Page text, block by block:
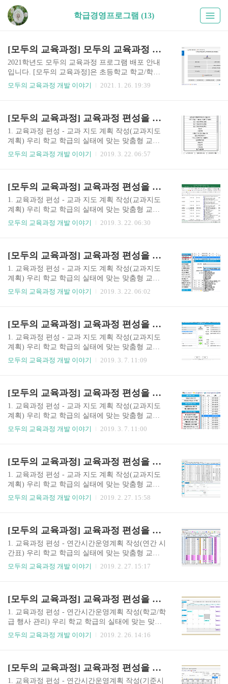
학급경영프로그램 (13)
[모두의 교육과정] 모두의 교육과정 지원시스템 2021 배포 안내
2021학년도 모두의 교육과정 프로그램 배포 안내
입니다. [모두의 교육과정]은 초등학교 학교/학급
교육과정 편성운영프로그램입니다. [모두의 교육
급 특색을 살린 교육과정 운영을 위한 편리한 교육
과정 지원시스템 3. 선생님들의 학급 업무 경감을
위한 무료 학급경영지원시스템 4. NEIS 교육과정
운영을 위한 학급 교육과정 NEIS연계 시스템 5. 학
생 평가업무를 지원하기 위한 평가지원시스템 모
자료실(바로가기)
모두의 교육과정 개발 이야기 2021. 1. 26. 19:39
[모두의 교육과정] 교육과정 편성을 위한 교과 지도 계획 재구성(범교과 관련 내용 재구성)
1. 교육과정 편성 - 교과 지도 계획 작성(교과지도
계획) 우리 학교 학급의 실태에 맞는 맞춤형 교육
과정을 편성하는 방법에 대해 안내드리고자 합니
선택] - [차시통합]교과 및 창의적 체험활동의 교과
지도계획에서 범교과 관련 설정 및 연구학교운영,
학급특색교육 등특정 주제 또는 내용에 대해 관련
영역을 설정하거나 특기사항을 입력할 수 있습니
다. [범교과 관련 영역 관리] ❶ [교육과정 편성]-
를 클릭합니다. ❸ [범교과 영역 관리]에서 새 영역
추가 / ..
모두의 교육과정 개발 이야기 2019. 3. 22. 06:57
[모두의 교육과정] 교육과정 편성을 위한 교과 지도 계획 재구성(통합 교과지도계획 작성)
1. 교육과정 편성 - 교과 지도 계획 작성(교과지도
계획) 우리 학교 학급의 실태에 맞는 맞춤형 교육
과정을 편성하는 방법에 대해 안내드리고자 합니
처리모듈] 선택모두의 교육과정에서는 통합교과를
바른 생활, 슬기로운 생활, 즐거운 생활로 개별 처
리하고 있습니다. 따라서 연간시간표 작성시 일반
과목처럼 시수를 배정할 수 있어서 편리한 반면에
교과지도계획에서는 내용이 분리되어 다소 불편할
거운 생활이통합된 상태로 교과 순서 조정 및 내용
수정 등의 작업을 하실 수 있..
모두의 교육과정 개발 이야기 2019. 3. 22. 06:30
[모두의 교육과정] 교육과정 편성을 위한 교과 지도 계획 재구성(학년군 단원별 내용추가)
1. 교육과정 편성 - 교과 지도 계획 작성(교과지도
계획) 우리 학교 학급의 실태에 맞는 맞춤형 교육
과정을 편성하는 방법에 대해 안내드리고자 합니
과] 선택 - [학년군 단원별 내용추가]교육과정 개정
에 따른 이행조치시 학년군 단원내 교과지도계획
을 한번에 추가/삽입할 수 있어편리하게 사용할 수
있습니다. [학년군 단원별 내용 추가] ❶ 학년군 단
원별 추가 버튼을 클릭합니다. ❷ 학년군 단원별 내
릭합니다. ❹ 교과지도계획에 선택한 학년의 교과
내용이 추가된 것을..
모두의 교육과정 개발 이야기 2019. 3. 22. 06:02
[모두의 교육과정] 교육과정 편성을 위한 교과 지도 계획 재구성(차시 통합)
1. 교육과정 편성 - 교과 지도 계획 작성(교과지도
계획) 우리 학교 학급의 실태에 맞는 맞춤형 교육
과정을 편성하는 방법에 대해 안내드리고자 합니
- [차시통합] ❶ 통합하고 싶은 차시 2개를 선택한
후, 체크된 내용 통합하기를 클릭합니다. ❷ 통합
방향을 선택하여 내용을 수정하고 2차시의 내용을
1차시로 통합할 수 있습니다.
모두의 교육과정 개발 이야기 2019. 3. 7. 11:09
[모두의 교육과정] 교육과정 편성을 위한 교과 지도 계획 재구성(지도순서이동)
1. 교육과정 편성 - 교과 지도 계획 작성(교과지도
계획) 우리 학교 학급의 실태에 맞는 맞춤형 교육
과정을 편성하는 방법에 대해 안내드리고자 합니
❶ 단일 선택 또는 체크로 여러 개 선택 ❷ 순서 변
경 메뉴 ❸특정일로 지정 이동 ❺ 교과지도계획 학
기변경❶ 교과를 선택하고 수정하려는 차시를 선
택합니다. ❷ 단일 순서이동: 현재내용 순서 위로/
아래로 버튼을 이용하면 바로 위, 아래로 이동합니
로/아래로를 선택하면 됩니다. ❸ 특정일로 이동:
현재 내용 선택 ..
모두의 교육과정 개발 이야기 2019. 3. 7. 11:00
[모두의 교육과정] 교육과정 편성을 위한 교과 지도 계획 수립
1. 교육과정 편성 - 교과 지도 계획 작성(교과지도
계획) 우리 학교 학급의 실태에 맞는 맞춤형 교육
과정을 편성하는 방법에 대해 안내드리고자 합니
과지도계획은 ‘교과지도 주요내용’과 범교과학습
연계 내용과 수행평가, 교과관련 자료 링크로 구성
된 ‘교과지도계획 보조내용’ 그리고 단위 차시에
해당하는 성취기준 정보가 담긴 ‘성취기준관련정
보’ 마지막으로 교육과정 재구성 및 관련 내용과
동, 지역화 등 학급 및 지역 특성을 고려하여교과별
지도계획을 편성할 수 있습니다. ◎ 교과 ..
모두의 교육과정 개발 이야기 2019. 2. 27. 15:58
[모두의 교육과정] 교육과정 편성을 위한 연간시수조정(연간 시간표)
1. 교육과정 편성 - 연간시간운영계획 작성(연간 시
간표) 우리 학교 학급의 실태에 맞는 맞춤형 교육
과정을 편성하는 방법에 대해 안내드리고자 합니
시간표에서는 시간표 변경 및 행사 입력, 창체 영역
배당 등의 입력/수정이 가능하며시수 통계창을 보
면서 교과별 시수 확보를 확인할 수 있습니다. ❶
[연간 시간표]에서는 일반 과목은 흰색, 창체는 지
정된 색상 ,행사도 지정된 색상으로 보이게 됩니다.
보도 볼 수 있습니다. ❸ 1시간 단위 변경: 셀을 클
릭하여 마우스 오른쪽..
모두의 교육과정 개발 이야기 2019. 2. 27. 15:17
[모두의 교육과정] 교육과정 편성을 위한 학교/학급 행사 입력
1. 교육과정 편성 - 연간시간운영계획 작성(학교/학
급 행사 관리) 우리 학교 학급의 실태에 맞는 맞춤
형 교육과정을 편성하는 방법에 대해 안내드리고
학교/학급 행사를 쉽게 입력/수정/삭제할 수 있습니
다. ◎ 학교/학급 행사 입력❶ [모두의 교육과정]-
모두의 교육과정 개발 이야기 2019. 2. 26. 14:16
[모두의 교육과정] 교육과정 편성을 위한 기준 시간표 입력
1. 교육과정 편성 - 연간시간운영계획 작성(기준시